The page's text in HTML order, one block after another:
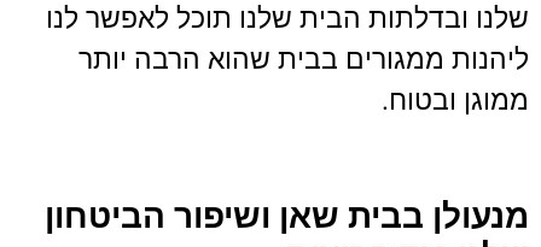
שלנו ובדלתות הבית שלנו תוכל לאפשר לנו
ליהנות ממגורים בבית שהוא הרבה יותר
ממוגן ובטוח.
מנעולן בבית שאן ושיפור הביטחון